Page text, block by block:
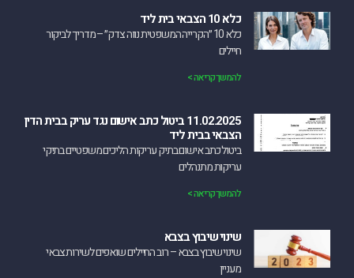
כלא 10 הצבאי בית ליד
כלא 10 ״הקרייה המשפטית נווה צדק״ – מדריך לביקור
חיילים
להמשך קריאה >
11.02.2025 ביטול כתב אישום נגד עריק בבית הדין
הצבאי בבית ליד
‏ביטול כתב אישום בתיק עריקות הליכים משפטיים בתיקי
עריקות מתנהלים
להמשך קריאה >
שינוי שיבוץ בצבא
שינוי שיבוץ בצבא – רוב החיילים שואפים לשירות צבאי
מעניין